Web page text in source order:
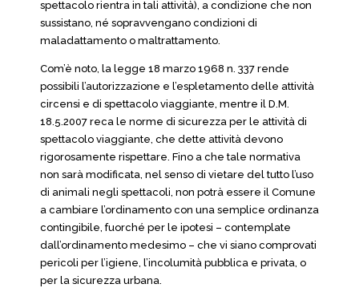
spettacolo rientra in tali attività), a condizione che non
sussistano, né sopravvengano condizioni di
maladattamento o maltrattamento.
Com’è noto, la legge 18 marzo 1968 n. 337 rende
possibili l’autorizzazione e l’espletamento delle attività
circensi e di spettacolo viaggiante, mentre il D.M.
18.5.2007 reca le norme di sicurezza per le attività di
spettacolo viaggiante, che dette attività devono
rigorosamente rispettare. Fino a che tale normativa
non sarà modificata, nel senso di vietare del tutto l’uso
di animali negli spettacoli, non potrà essere il Comune
a cambiare l’ordinamento con una semplice ordinanza
contingibile, fuorché per le ipotesi – contemplate
dall’ordinamento medesimo – che vi siano comprovati
pericoli per l’igiene, l’incolumità pubblica e privata, o
per la sicurezza urbana.